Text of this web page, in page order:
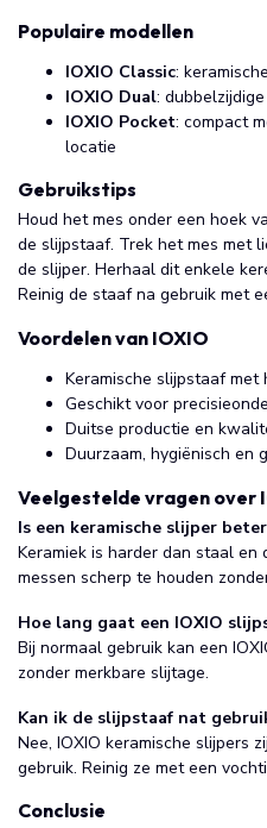
Populaire modellen
IOXIO Classic:
IOXIO Dual:
IOXIO Pocket: compact
locatie
Gebruikstips
Houd het mes onder een hoek
de slijpstaaf. Trek het mes met
de slijper. Herhaal dit enkele
Reinig de staaf na gebruik met
Voordelen van IOXIO
Keramische slijpstaaf met
Geschikt voor
Duitse productie en
Duurzaam, hygiënisch en
Veelgestelde vragen over
Is een keramische slijper
Keramiek is harder dan staal
messen scherp te houden
Hoe lang gaat een IOXIO
Bij normaal gebruik kan een
zonder merkbare slijtage.
Kan ik de slijpstaaf nat
Nee, IOXIO keramische slijpers
gebruik. Reinig ze met een
Conclusie